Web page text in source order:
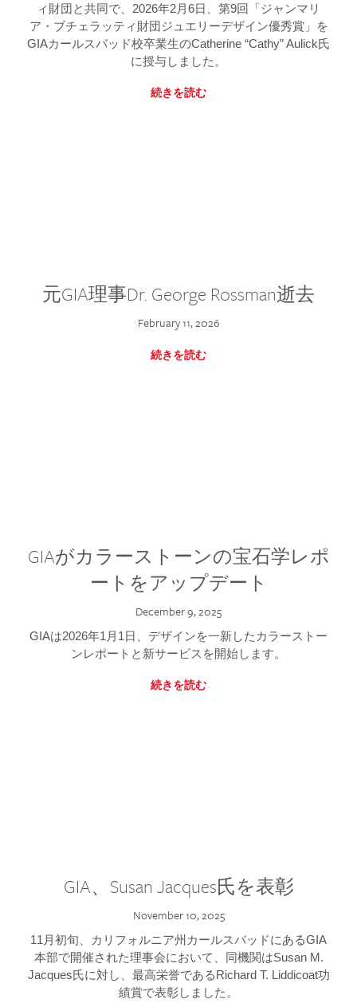
ィ財団と共同で、2026年2月6日、第9回「ジャンマリ
ア・ブチェラッティ財団ジュエリーデザイン優秀賞」を
GIAカールスバッド校卒業生のCatherine “Cathy” Aulick氏
に授与しました。
続きを読む
元GIA理事Dr. George Rossman逝去
February 11, 2026
続きを読む
GIAがカラーストーンの宝石学レポ
ートをアップデート
December 9, 2025
GIAは2026年1月1日、デザインを一新したカラーストー
ンレポートと新サービスを開始します。
続きを読む
GIA、Susan Jacques氏を表彰
November 10, 2025
11月初旬、カリフォルニア州カールスバッドにあるGIA
本部で開催された理事会において、同機関はSusan M.
Jacques氏に対し、最高栄誉であるRichard T. Liddicoat功
績賞で表彰しました。